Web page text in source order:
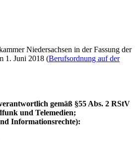
Niedersachsen in der Fassung der
1. Juni 2018 (Berufsordnung auf der
gemäß §55 Abs. 2 RStV
und Telemedien;
Informationsrechte):